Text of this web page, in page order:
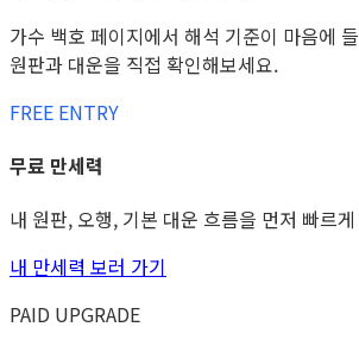
가수 백호 페이지에서 해석 기준이 마음에
원판과 대운을 직접 확인해보세요.
FREE ENTRY
무료 만세력
내 원판, 오행, 기본 대운 흐름을 먼저 빠르
내 만세력 보러 가기
PAID UPGRADE